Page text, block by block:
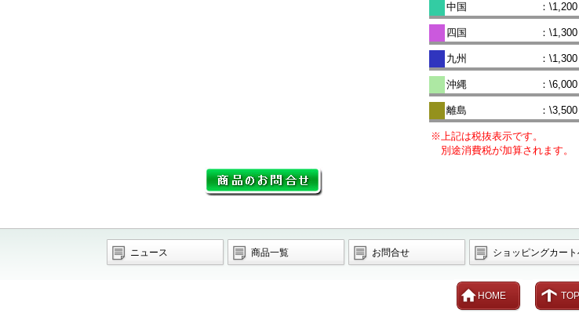
中国 ：\1,200
四国 ：\1,300
九州 ：\1,300
沖縄 ：\6,000
離島 ：\3,500
※上記は税抜表示です。
別途消費税が加算されます。
ニュース 商品一覧 お問合せ ショッピングカート
HOME TOP